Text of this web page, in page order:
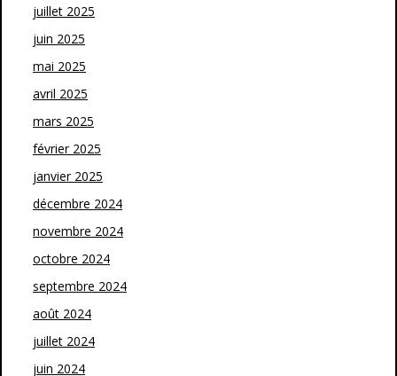
juillet 2025
juin 2025
mai 2025
avril 2025
mars 2025
février 2025
janvier 2025
décembre 2024
novembre 2024
octobre 2024
septembre 2024
août 2024
juillet 2024
juin 2024